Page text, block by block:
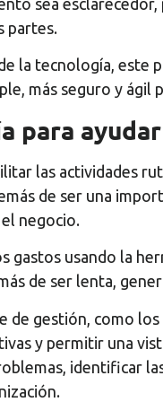
sea
partes.
la tecnología,
más seguro y ágil
para
las actividades
de ser una
negocio.
gastos usando la
de ser lenta,
de gestión, como
y permitir una
identificar